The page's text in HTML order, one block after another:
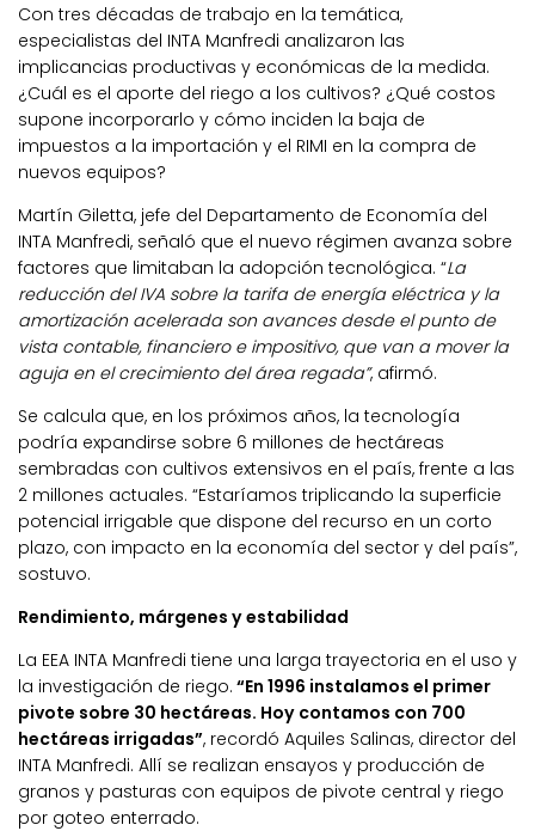
Con tres décadas de trabajo en la temática,
especialistas del INTA Manfredi analizaron las
implicancias productivas y económicas de la medida.
¿Cuál es el aporte del riego a los cultivos? ¿Qué costos
supone incorporarlo y cómo inciden la baja de
impuestos a la importación y el RIMI en la compra de
nuevos equipos?
Martín Giletta, jefe del Departamento de Economía del
INTA Manfredi, señaló que el nuevo régimen avanza sobre
factores que limitaban la adopción tecnológica. “La
reducción del IVA sobre la tarifa de energía eléctrica y la
amortización acelerada son avances desde el punto de
vista contable, financiero e impositivo, que van a mover la
aguja en el crecimiento del área regada”, afirmó.
Se calcula que, en los próximos años, la tecnología
podría expandirse sobre 6 millones de hectáreas
sembradas con cultivos extensivos en el país, frente a las
2 millones actuales. “Estaríamos triplicando la superficie
potencial irrigable que dispone del recurso en un corto
plazo, con impacto en la economía del sector y del país”,
sostuvo.
Rendimiento, márgenes y estabilidad
La EEA INTA Manfredi tiene una larga trayectoria en el uso y
la investigación de riego. “En 1996 instalamos el primer
pivote sobre 30 hectáreas. Hoy contamos con 700
hectáreas irrigadas”, recordó Aquiles Salinas, director del
INTA Manfredi. Allí se realizan ensayos y producción de
granos y pasturas con equipos de pivote central y riego
por goteo enterrado.